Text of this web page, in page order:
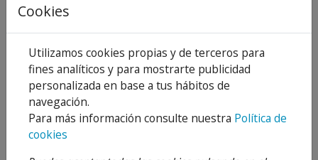
Opiniones
Descripción:
Mecanismo interruptor basculante monopolar 10A
Cookies
Utilizamos cookies propias y de terceros para
fines analíticos y para mostrarte publicidad
personalizada en base a tus hábitos de
navegación.
Para más información consulte nuestra Política de
cookies